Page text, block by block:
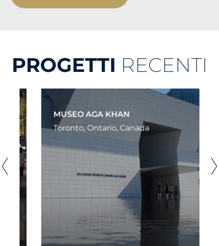
PROGETTI RECENTI
MUSEO AGA KHAN
Toronto, Ontario, Canada